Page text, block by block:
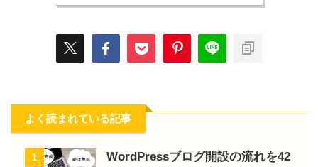
よく読まれている記事
1
WordPressブログ開設の流れを42